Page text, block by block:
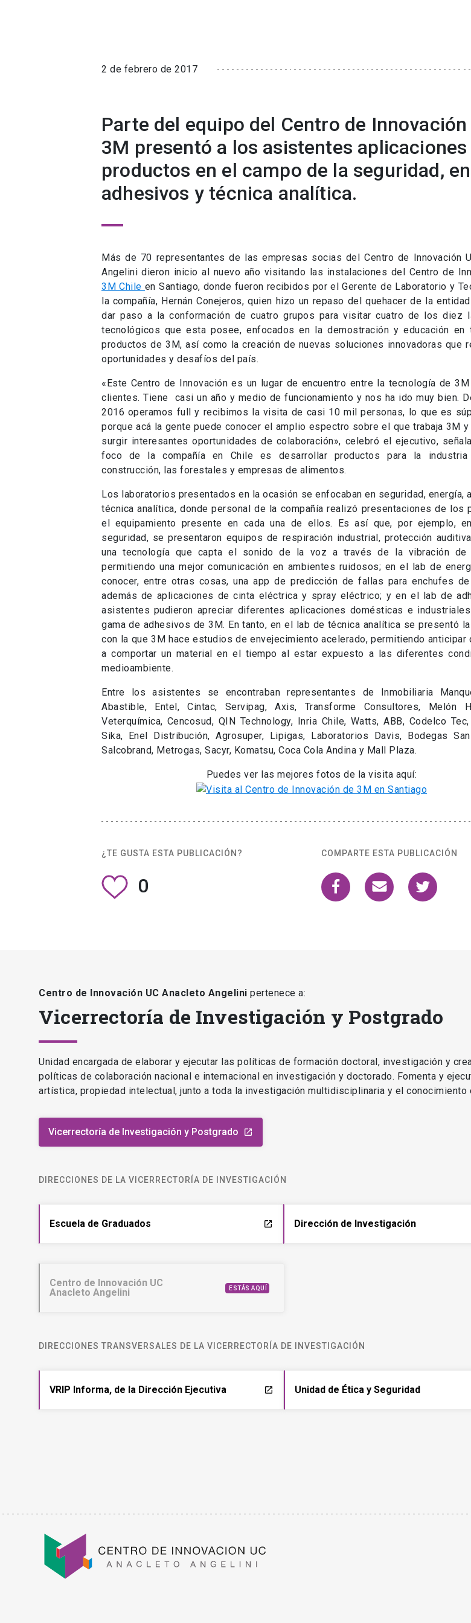
2 de febrero de 2017
Parte del equipo del Centro de Innovación
3M presentó a los asistentes aplicaciones
productos en el campo de la seguridad,
adhesivos y técnica analítica.
Más de 70 representantes de las empresas socias del Centro de Innovación
Angelini dieron inicio al nuevo año visitando las instalaciones del Centro de
3M Chile en Santiago, donde fueron recibidos por el Gerente de Laboratorio y
la compañía, Hernán Conejeros, quien hizo un repaso del quehacer de la
dar paso a la conformación de cuatro grupos para visitar cuatro de los diez
tecnológicos que esta posee, enfocados en la demostración y educación en
productos de 3M, así como la creación de nuevas soluciones innovadoras que
oportunidades y desafíos del país.
«Este Centro de Innovación es un lugar de encuentro entre la tecnología de
clientes. Tiene casi un año y medio de funcionamiento y nos ha ido muy bien.
2016 operamos full y recibimos la visita de casi 10 mil personas, lo que es
porque acá la gente puede conocer el amplio espectro sobre el que trabaja 3M
surgir interesantes oportunidades de colaboración», celebró el ejecutivo,
foco de la compañía en Chile es desarrollar productos para la industria
construcción, las forestales y empresas de alimentos.
Los laboratorios presentados en la ocasión se enfocaban en seguridad, energía,
técnica analítica, donde personal de la compañía realizó presentaciones de los
el equipamiento presente en cada una de ellos. Es así que, por ejemplo,
seguridad, se presentaron equipos de respiración industrial, protección
una tecnología que capta el sonido de la voz a través de la vibración de
permitiendo una mejor comunicación en ambientes ruidosos; en el lab de
conocer, entre otras cosas, una app de predicción de fallas para enchufes
además de aplicaciones de cinta eléctrica y spray eléctrico; y en el lab de
asistentes pudieron apreciar diferentes aplicaciones domésticas e
gama de adhesivos de 3M. En tanto, en el lab de técnica analítica se presentó
con la que 3M hace estudios de envejecimiento acelerado, permitiendo anticipar
a comportar un material en el tiempo al estar expuesto a las diferentes
medioambiente.
Entre los asistentes se encontraban representantes de Inmobiliaria
Abastible, Entel, Cintac, Servipag, Axis, Transforme Consultores, Melón
Veterquímica, Cencosud, QIN Technology, Inria Chile, Watts, ABB, Codelco
Sika, Enel Distribución, Agrosuper, Lipigas, Laboratorios Davis, Bodegas
Salcobrand, Metrogas, Sacyr, Komatsu, Coca Cola Andina y Mall Plaza.
Puedes ver las mejores fotos de la visita aquí:
¿TE GUSTA ESTA PUBLICACIÓN?
0
COMPARTE ESTA PUBLICACIÓN
Centro de Innovación UC Anacleto Angelini pertenece a:
Vicerrectoría de Investigación y Postgrado
Unidad encargada de elaborar y ejecutar las políticas de formación doctoral, investigación y
políticas de colaboración nacional e internacional en investigación y doctorado. Fomenta y
artística, propiedad intelectual, junto a toda la investigación multidisciplinaria y el
Vicerrectoría de Investigación y Postgrado launch
DIRECCIONES DE LA VICERRECTORÍA DE INVESTIGACIÓN
Escuela de Graduados launch Dirección de Investigación
Centro de Innovación UC
Anacleto Angelini
ESTÁS AQUÍ
DIRECCIONES TRANSVERSALES DE LA VICERRECTORÍA DE INVESTIGACIÓN
VRIP Informa, de la Dirección Ejecutiva launch Unidad de Ética y Seguridad